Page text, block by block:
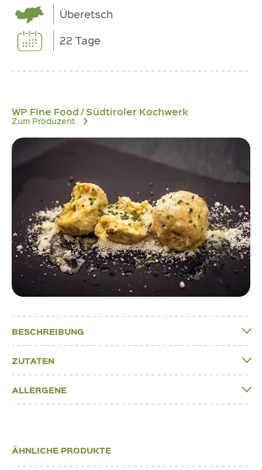
Überetsch
22 Tage
WP Fine Food / Südtiroler Kochwerk
Zum Produzent
BESCHREIBUNG
ZUTATEN
ALLERGENE
ÄHNLICHE PRODUKTE